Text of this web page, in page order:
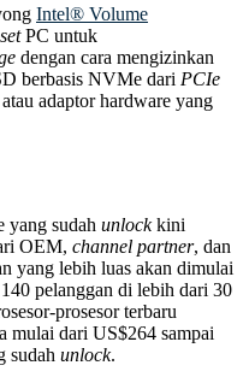
Intel® Volume
PC untuk
dengan cara mengizinkan
berbasis NVMe dari PCIe
adaptor hardware yang
yang sudah unlockkini
OEM, channel partner, dan
yang lebih luas akan dimulai
pelanggan di lebih dari 30
prosesor terbaru
mulai dari US$264 sampai
sudah unlock.